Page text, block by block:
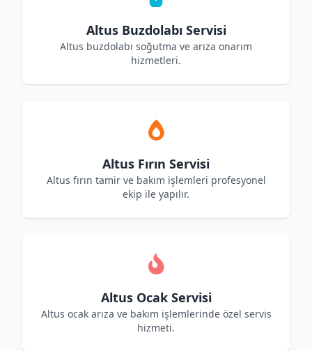
Altus Buzdolabı Servisi
Altus buzdolabı soğutma ve arıza onarım
hizmetleri.
Altus Fırın Servisi
Altus fırın tamir ve bakım işlemleri profesyonel
ekip ile yapılır.
Altus Ocak Servisi
Altus ocak arıza ve bakım işlemlerinde özel servis
hizmeti.